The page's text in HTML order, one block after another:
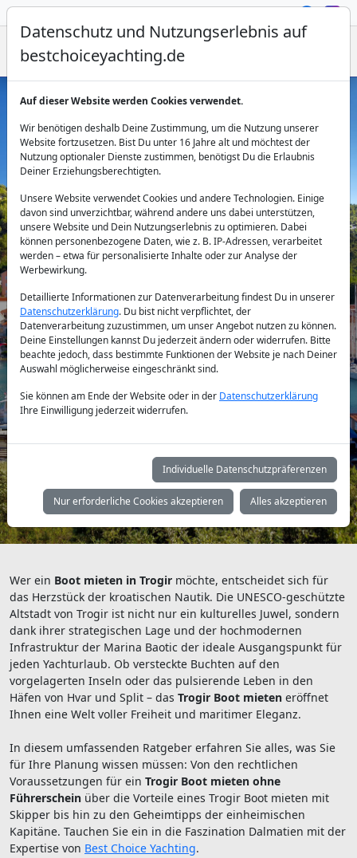
Boot mieten Trogir: Exklusive
Motoryachten
Land:
Reiseziel:
Yachttyp:
Suchen
Wer ein Boot mieten in Trogir möchte, entscheidet sich für
das Herzstück der kroatischen Nautik. Die UNESCO-geschützte
Altstadt von Trogir ist nicht nur ein kulturelles Juwel, sondern
dank ihrer strategischen Lage und der hochmodernen
Infrastruktur der Marina Baotic der ideale Ausgangspunkt für
jeden Yachturlaub. Ob versteckte Buchten auf den
vorgelagerten Inseln oder das pulsierende Leben in den
Häfen von Hvar und Split – das Trogir Boot mieten eröffnet
Ihnen eine Welt voller Freiheit und maritimer Eleganz.
In diesem umfassenden Ratgeber erfahren Sie alles, was Sie
für Ihre Planung wissen müssen: Von den rechtlichen
Voraussetzungen für ein Trogir Boot mieten ohne
Führerschein über die Vorteile eines Trogir Boot mieten mit
Skipper bis hin zu den Geheimtipps der einheimischen
Kapitäne. Tauchen Sie ein in die Faszination Dalmatien mit der
Expertise von Best Choice Yachting.
Datenschutz und Nutzungserlebnis auf
bestchoiceyachting.de
Auf dieser Website werden Cookies verwendet.
Wir benötigen deshalb Deine Zustimmung, um die Nutzung unserer
Website fortzusetzen. Bist Du unter 16 Jahre alt und möchtest der
Nutzung optionaler Dienste zustimmen, benötigst Du die Erlaubnis
Deiner Erziehungsberechtigten.
Unsere Website verwendet Cookies und andere Technologien. Einige
davon sind unverzichtbar, während andere uns dabei unterstützen,
unsere Website und Dein Nutzungserlebnis zu optimieren. Dabei
können personenbezogene Daten, wie z. B. IP-Adressen, verarbeitet
werden – etwa für personalisierte Inhalte oder zur Analyse der
Werbewirkung.
Detaillierte Informationen zur Datenverarbeitung findest Du in unserer
Datenschutzerklärung. Du bist nicht verpflichtet, der
Datenverarbeitung zuzustimmen, um unser Angebot nutzen zu können.
Deine Einstellungen kannst Du jederzeit ändern oder widerrufen. Bitte
beachte jedoch, dass bestimmte Funktionen der Website je nach Deiner
Auswahl möglicherweise eingeschränkt sind.
Sie können am Ende der Website oder in der Datenschutzerklärung
Ihre Einwilligung jederzeit widerrufen.
Individuelle Datenschutzpräferenzen
Nur erforderliche Cookies akzeptieren Alles akzeptieren